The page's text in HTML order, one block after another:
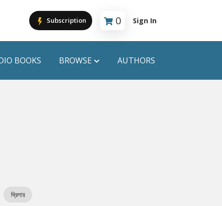
Subscription 0
Cart is empty
Sign In
BOOKS BROWSE AUTHORS
থ্রিলার